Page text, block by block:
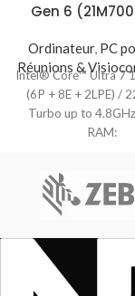
Gen 6
Ordinateur, PC
Réunions &
Intel® Core™ Ultra 7
(6P + 8E + 2LPE) /
Turbo up to
RAM: